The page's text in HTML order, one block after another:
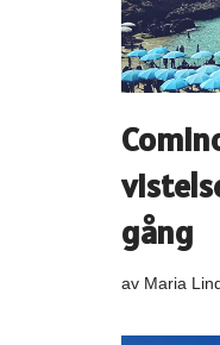
gång
av Maria